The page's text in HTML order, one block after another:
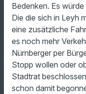
Bedenken. Es
Die die sich in Leyh
eine zusätzliche
es noch mehr
Nürnberger per
Stopp wollen oder
Stadtrat
schon damit